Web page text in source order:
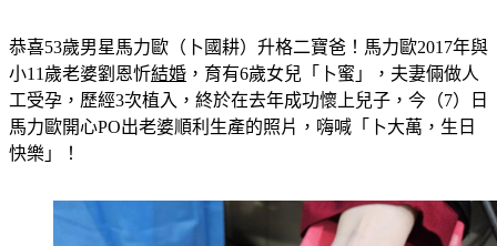
恭喜53歲男星馬力歐（卜國耕）升格二寶爸！馬力歐2017年與
小11歲老婆劉恩忻結婚 ，育有6歲女兒「卜蜜」，夫妻倆做人
工受孕，歷經3次植入，終於在去年成功懷上兒子，今（7）日
馬力歐開心PO出老婆順利生產的照片，嗨喊「卜大萬，生日
快樂」！